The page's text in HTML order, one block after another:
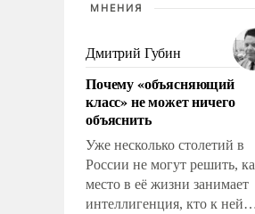
МНЕНИЯ
Дмитрий Губин
Почему «объясняющий
класс» не может ничего
объяснить
Уже несколько столетий в
России не могут решить,
место в её жизни занимает
интеллигенция, кто к ней